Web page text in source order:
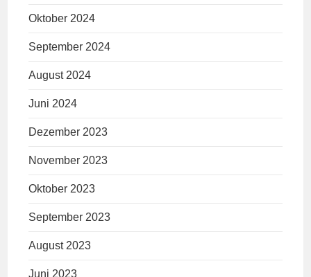
Oktober 2024
September 2024
August 2024
Juni 2024
Dezember 2023
November 2023
Oktober 2023
September 2023
August 2023
Juni 2023